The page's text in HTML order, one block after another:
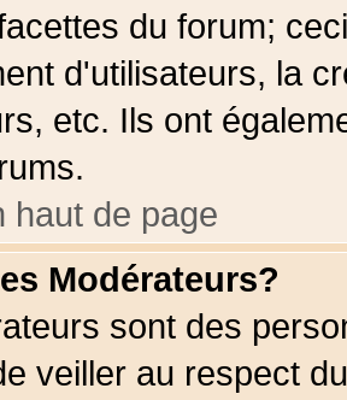
du forum;
d'utilisateurs, la
etc. Ils ont
haut de page
Modérateurs?
sont des
veiller au respect